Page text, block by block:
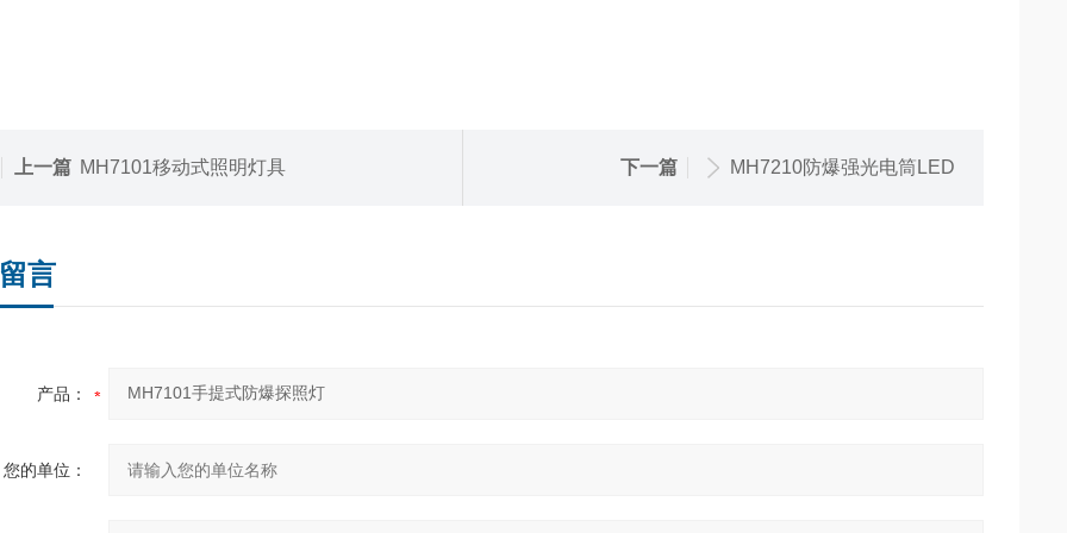
上一篇 MH7101移动式照明灯具 下一篇 MH7210防爆强光电筒LED
言
产品：
您的单位：